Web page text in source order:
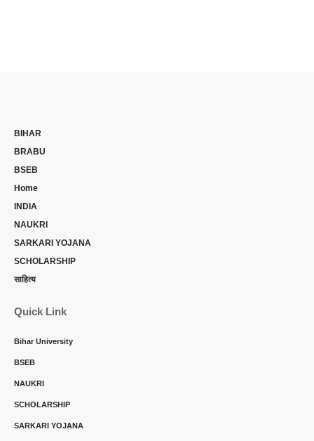
BIHAR
BRABU
BSEB
Home
INDIA
NAUKRI
SARKARI YOJANA
SCHOLARSHIP
साहित्य
Quick Link
Bihar University
BSEB
NAUKRI
SCHOLARSHIP
SARKARI YOJANA